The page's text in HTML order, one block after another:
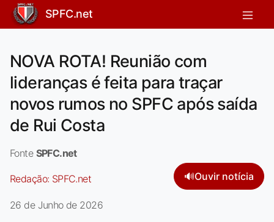
SPFC.net
NOVA ROTA! Reunião com
lideranças é feita para traçar
novos rumos no SPFC após saída
de Rui Costa
Fonte SPFC.net
Redação: SPFC.net 🔊Ouvir notícia
26 de Junho de 2026